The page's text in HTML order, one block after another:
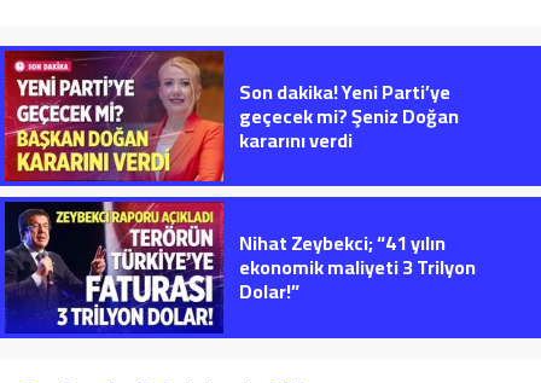
Son dakika! Yeni Parti’ye
geçecek mi? Şeniz Doğan
kararını verdi
Nihat Zeybekci; “41 yılın
ekonomik maliyeti 3 Trilyon
Dolar!”